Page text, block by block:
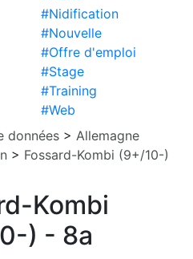
#Nidification
#Nouvelle
#Offre d'emploi
#Stage
#Training
#Web
données > Allemagne
> Fossard-Kombi (9+/10-)
Kombi
) - 8a